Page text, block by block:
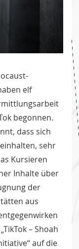
elf
begonnen.
dass sich
sehr
Kursieren
Inhalte über
der
aus
– Shoah
auf die